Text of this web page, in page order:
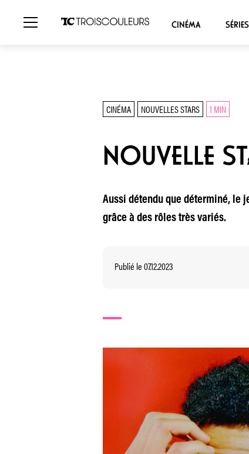
CINÉMA SÉRIES
CINÉMA NOUVELLES STARS 1 MIN
NOUVELLE
Aussi détendu que déterminé, le
grâce à des rôles très variés.
Publié le 07.12.2023